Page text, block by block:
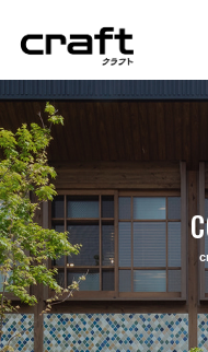
施工事例
イベント情報
土地情報
craftの家づくり
注文住宅